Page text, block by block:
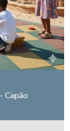
Capão